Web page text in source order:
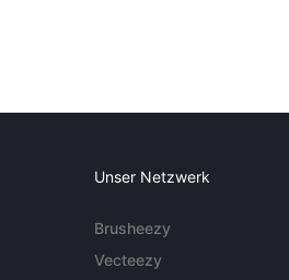
Unser Netzwerk
Brusheezy
Vecteezy